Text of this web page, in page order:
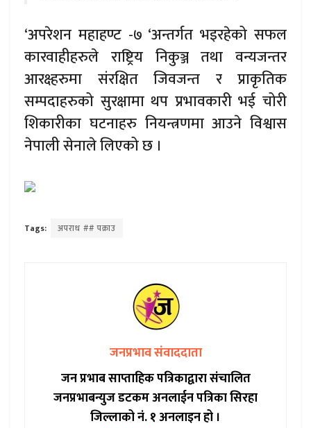
‘अपरेशन महाहण्ट -७ ‘अन्तर्गत भइरहेको सफल
कारवाहीहरुले राष्ट्रिय निकुञ्ज तथा वन्यजन्तर
आरक्ष्हरुमा संरक्षित जिवजन्त र प्राकृतिक
सम्पदाहरुको सुरक्षामा थप प्रभावकारी भई चोरी
शिकारीका घटनाहरु नियन्त्रणमा आउने विश्वास
नेपाली सेनाले लिएको छ ।
Tags: अपराध ## पक्राउ
जनप्रभाव संवाददाता
जन प्रभाब साप्ताहिक पत्रिकाद्वारा संचालित
जनप्रभाबन्युज डटकम अनलाईन पत्रिका सिरहा
जिल्लाको नं. १ अनलाइन हो ।